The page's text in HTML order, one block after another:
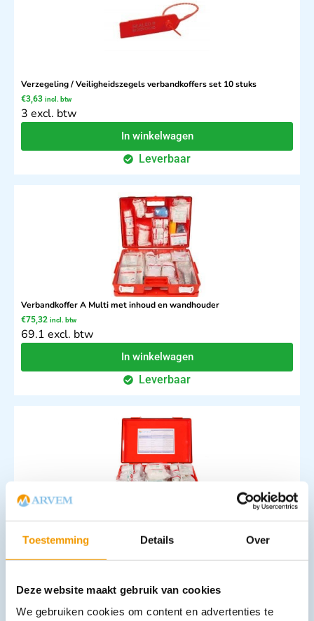
Toestemming Details Over
Deze website maakt gebruik van cookies
We gebruiken cookies om content en advertenties te
Verzegeling / Veiligheidszegels verbandkoffers set 10 stuks
€3,63 incl. btw
3 excl. btw
In winkelwagen
Leverbaar
Verbandkoffer A Multi met inhoud en wandhouder
€75,32 incl. btw
69.1 excl. btw
In winkelwagen
Leverbaar
€49,38 incl. btw
45.30 excl. btw